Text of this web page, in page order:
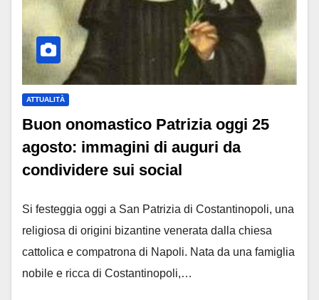
ATTUALITÀ
Buon onomastico Patrizia oggi 25
agosto: immagini di auguri da
condividere sui social
Si festeggia oggi a San Patrizia di Costantinopoli, una
religiosa di origini bizantine venerata dalla chiesa
cattolica e compatrona di Napoli. Nata da una famiglia
nobile e ricca di Costantinopoli,…